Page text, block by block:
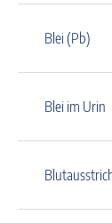
Blei (Pb)
Blei im Urin